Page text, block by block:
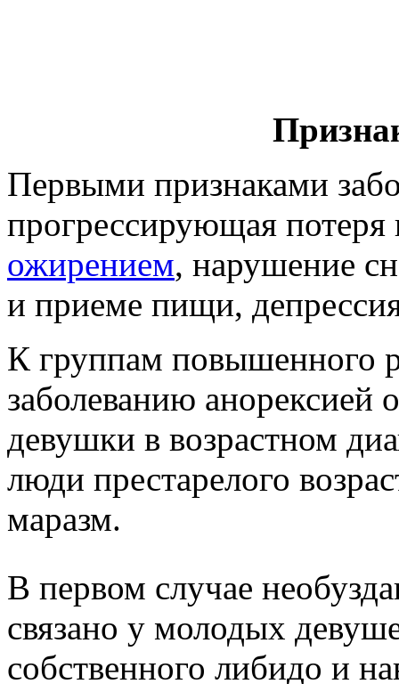
Первыми признаками
прогрессирующая потеря
ожирением, нарушение
и приеме пищи,
К группам повышенного
заболеванию анорексией
девушки в возрастном
люди престарелого
маразм.
В первом случае
связано у молодых
собственного либидо и